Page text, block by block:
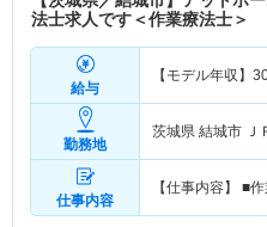
法士求人です＜作業療法士＞
給与
【モデル年収】
勤務地
茨城県 結城市 Ｊ
仕事内容
【仕事内容】 ■